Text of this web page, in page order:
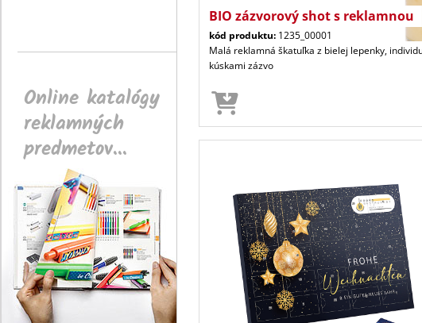
Online katalógy
reklamných
predmetov...
BIO zázvorový shot s reklamnou
kód produktu: 1235_00001
Malá reklamná škatuľka z bielej lepenky,
kúskami zázvo